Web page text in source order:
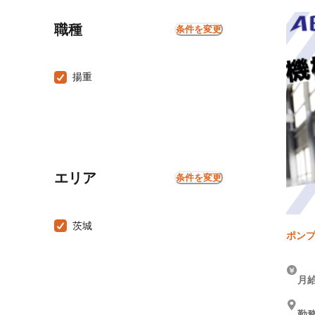
職種 条件を変更
揚重
エリア 条件を変更
茨城
ポン
月